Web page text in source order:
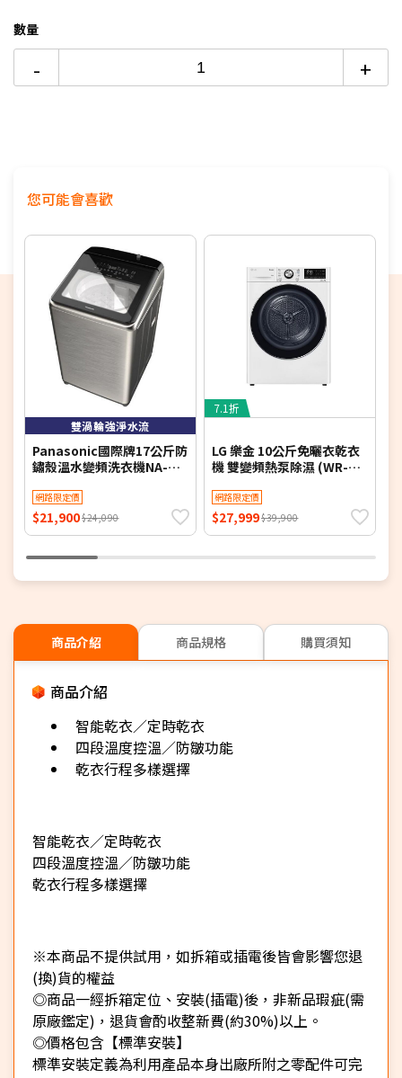
100~200元/樓。
價格包含【標準安裝】
本商品正常為3至7個工作天會以電話或簡訊聯絡後續配送時
間
通知。
數量
- +
您可能會喜歡
雙渦輪強淨水流
Panasonic國際牌17公斤防
鏽殼溫水變頻洗衣機NA-
網路限定價
$21,900$24,090
7.1折
LG 樂金 10公斤免曬衣乾衣
機 雙變頻熱泵除濕 (WR-
安裝【限時優惠】
網路限定價
$27,999$39,900
商品介紹 商品規格 購買須知
商品介紹
智能乾衣／定時乾衣
四段溫度控溫／防皺功能
乾衣行程多樣選擇
智能乾衣／定時乾衣
四段溫度控溫／防皺功能
乾衣行程多樣選擇
※本商品不提供試用，如拆箱或插電後皆會影響您退
(換)貨的權益
◎商品一經拆箱定位、安裝(插電)後，非新品瑕疵(需
原廠鑑定)，退貨會酌收整新費(約30%)以上。
◎價格包含【標準安裝】
標準安裝定義為利用產品本身出廠所附之零配件可完